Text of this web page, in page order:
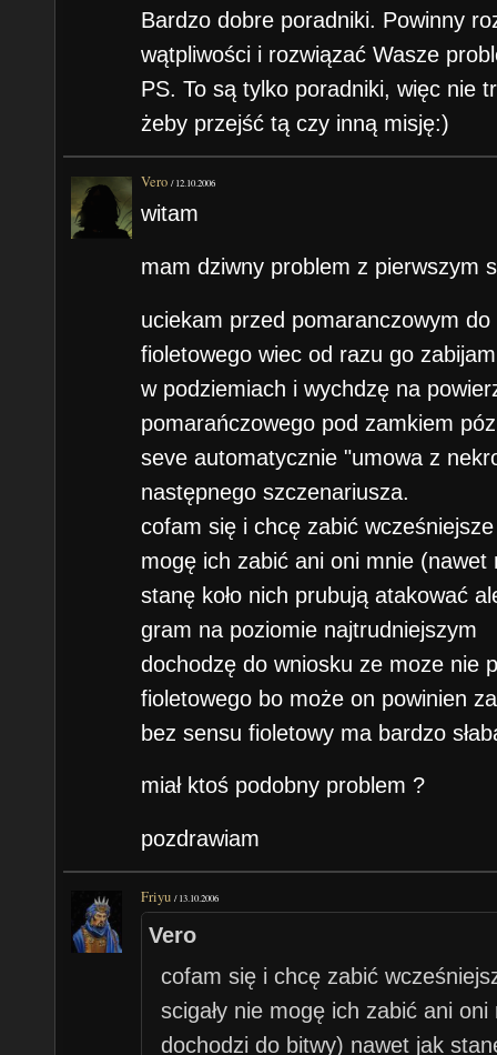
Bardzo dobre poradniki. Powinny
wątpliwości i rozwiązać Wasze
PS. To są tylko poradniki, więc nie
żeby przejść tą czy inną misję:)
Vero /12.10.2006
witam
mam dziwny problem z pierwszym
uciekam przed pomaranczowym
fioletowego wiec od razu go
w podziemiach i wychdzę na
pomarańczowego pod zamkiem
seve automatycznie "umowa z
następnego szczenariusza.
cofam się i chcę zabić
mogę ich zabić ani oni mnie
stanę koło nich prubują atakować
gram na poziomie najtrudniejszym
dochodzę do wniosku ze moze nie
fioletowego bo może on powinien
bez sensu fioletowy ma bardzo
miał ktoś podobny problem ?
pozdrawiam
Friyu /13.10.2006
Vero
cofam się i chcę zabić
scigały nie mogę ich zabić ani
dochodzi do bitwy) nawet jak